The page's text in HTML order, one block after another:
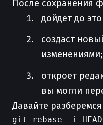
После сохранения
дойдет до
создаст
изменениями;
откроет
вы могли
Давайте
git rebase -i